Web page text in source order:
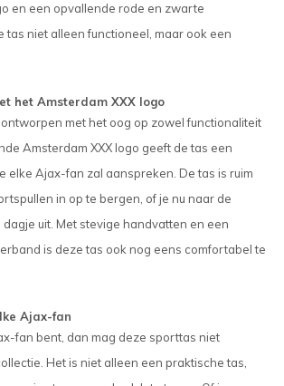
en een opvallende rode en zwarte
tas niet alleen functioneel, maar ook een
het Amsterdam XXX logo
met het oog op zowel functionaliteit
Amsterdam XXX logo geeft de tas een
elke Ajax-fan zal aanspreken. De tas is ruim
in op te bergen, of je nu naar de
uit. Met stevige handvatten en een
is deze tas ook nog eens comfortabel te
Ajax-fan
fan bent, dan mag deze sporttas niet
Het is niet alleen een praktische tas,